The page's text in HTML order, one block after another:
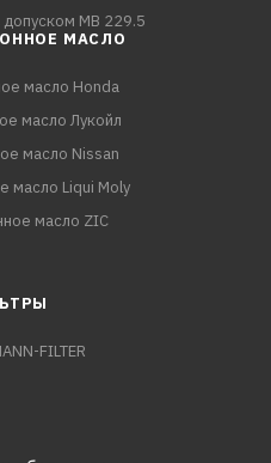
MB 229.5
МАСЛО
масло Honda
масло Лукойл
масло Nissan
масло Liqui Moly
масло ZIC
FILTER